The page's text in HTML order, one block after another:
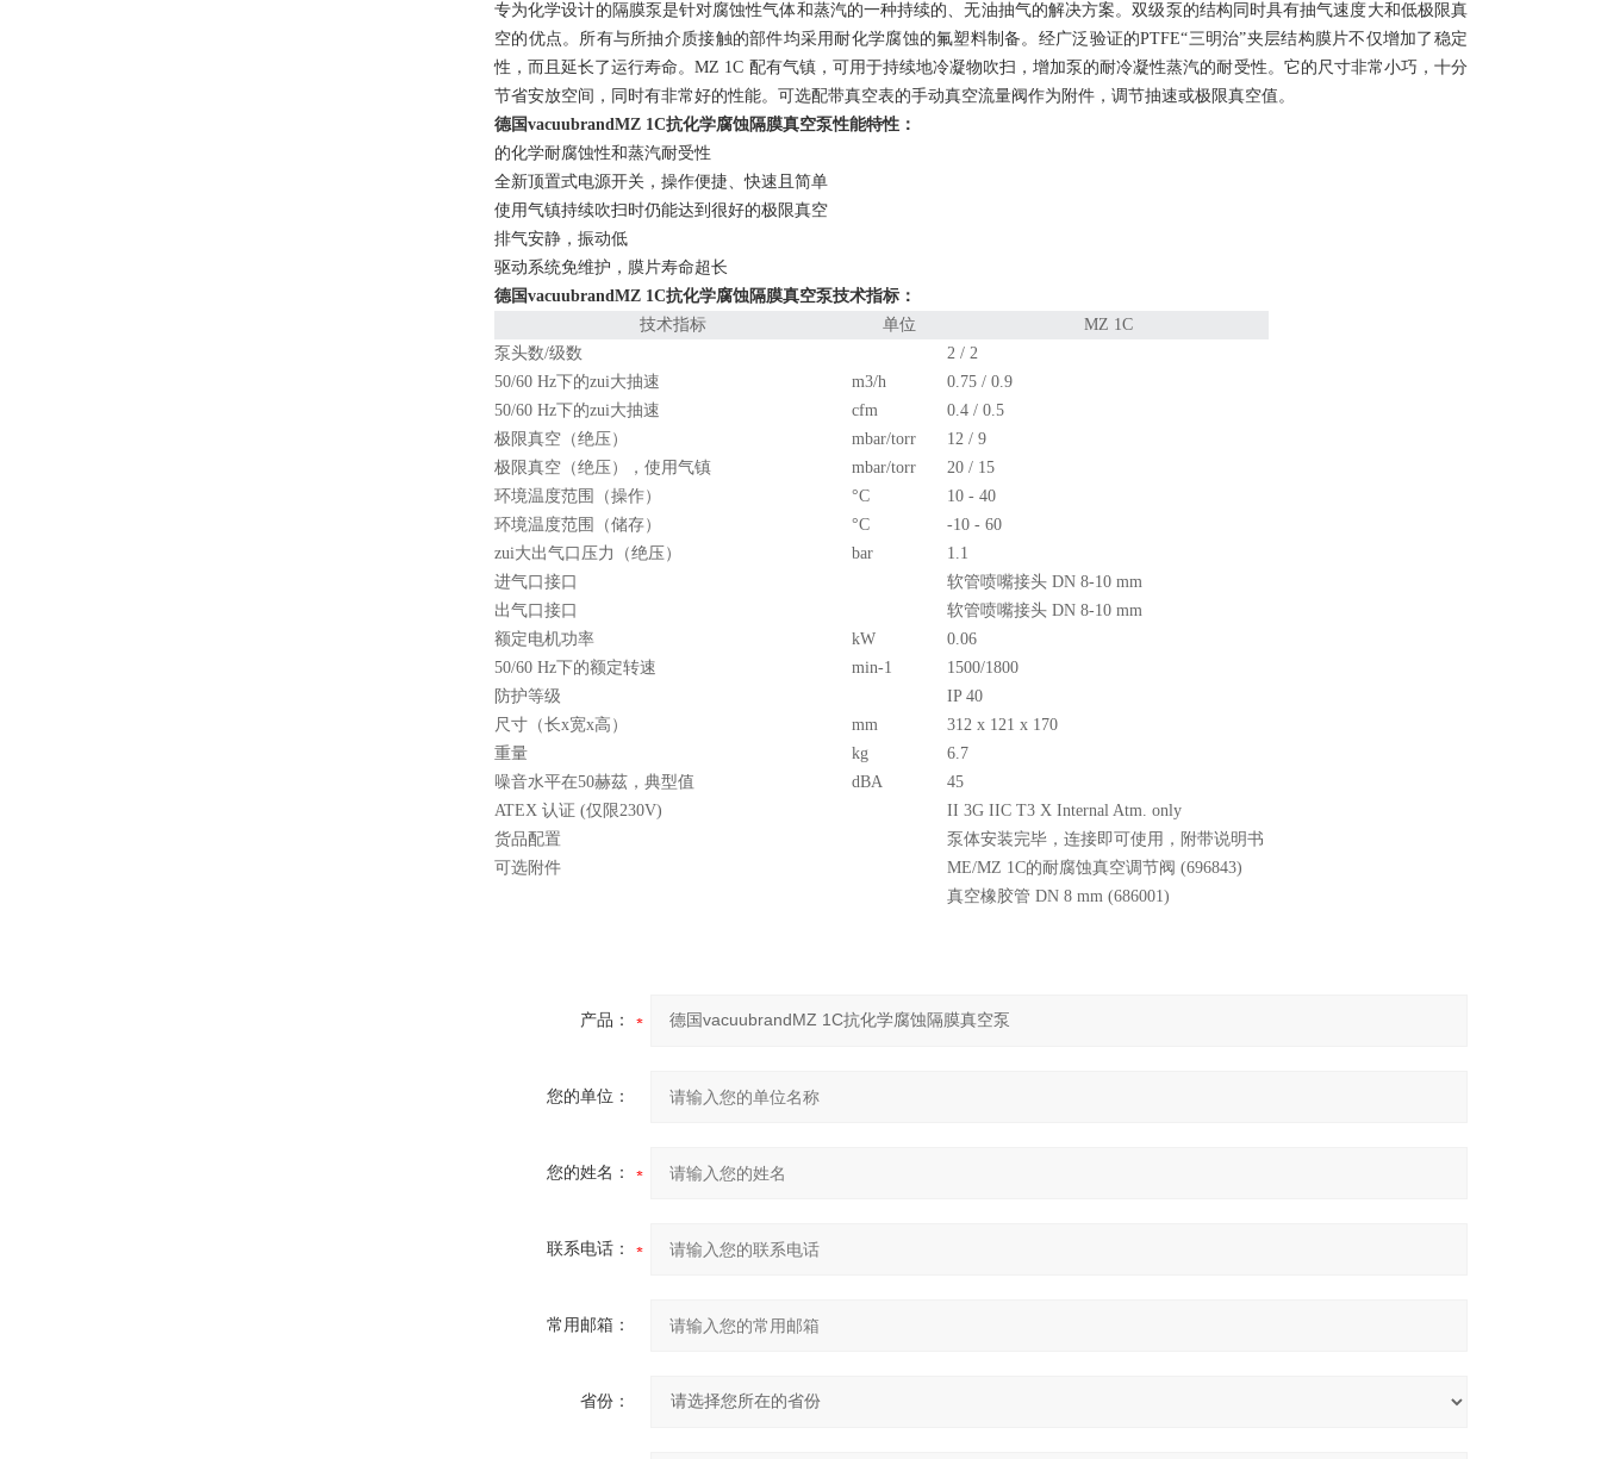
专为化学设计的隔膜泵是针对腐蚀性气体和蒸汽的一种持续的、无油抽气的解决方案。双级泵的结构同时具有抽气速度大和低极限真
空的优点。所有与所抽介质接触的部件均采用耐化学腐蚀的氟塑料制备。经广泛验证的PTFE“三明治”夹层结构膜片不仅增加了稳定
性，而且延长了运行寿命。MZ 1C 配有气镇，可用于持续地冷凝物吹扫，增加泵的耐冷凝性蒸汽的耐受性。它的尺寸非常小巧，十分
节省安放空间，同时有非常好的性能。可选配带真空表的手动真空流量阀作为附件，调节抽速或极限真空值。
德国vacuubrandMZ 1C抗化学腐蚀隔膜真空泵性能特性：
的化学耐腐蚀性和蒸汽耐受性
全新顶置式电源开关，操作便捷、快速且简单
使用气镇持续吹扫时仍能达到很好的极限真空
排气安静，振动低
驱动系统免维护，膜片寿命超长
德国vacuubrandMZ 1C抗化学腐蚀隔膜真空泵技术指标：
技术指标
单位
MZ 1C
泵头数/级数
2 / 2
50/60 Hz下的zui大抽速
m3/h
0.75 / 0.9
50/60 Hz下的zui大抽速
cfm
0.4 / 0.5
极限真空（绝压）
mbar/torr
12 / 9
极限真空（绝压），使用气镇
mbar/torr
20 / 15
环境温度范围（操作）
°C
10 - 40
环境温度范围（储存）
°C
-10 - 60
zui大出气口压力（绝压）
bar
1.1
进气口接口
软管喷嘴接头 DN 8-10 mm
出气口接口
软管喷嘴接头 DN 8-10 mm
额定电机功率
kW
0.06
50/60 Hz下的额定转速
min-1
1500/1800
防护等级
IP 40
尺寸（长x宽x高）
mm
312 x 121 x 170
重量
kg
6.7
噪音水平在50赫茲，典型值
dBA
45
ATEX 认证 (仅限230V)
II 3G IIC T3 X Internal Atm. only
货品配置
泵体安装完毕，连接即可使用，附带说明书
可选附件
ME/MZ 1C的耐腐蚀真空调节阀 (696843)
真空橡胶管 DN 8 mm (686001)
产品：
您的单位：
您的姓名：
联系电话：
常用邮箱：
省份：